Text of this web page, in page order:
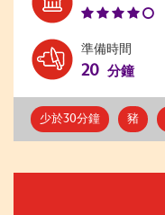
準備時間
20 分鐘
少於30分鐘 豬